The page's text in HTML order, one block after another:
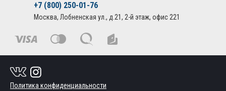
+7 (800) 250-01-76
Москва, Лобненская ул., д.21, 2-й этаж, офис 221
Политика конфиденциальности